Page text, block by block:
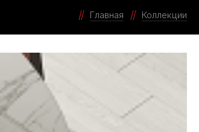
Главная Коллекции